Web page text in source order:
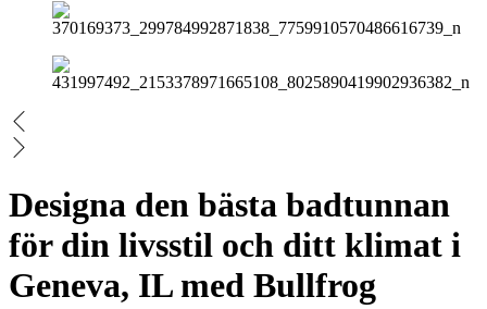
Designa den bästa badtunnan
för din livsstil och ditt klimat i
Geneva, IL med Bullfrog